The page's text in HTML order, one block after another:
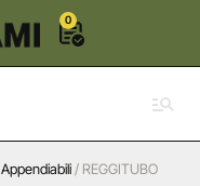
0
Appendiabili/ REGGITUBO